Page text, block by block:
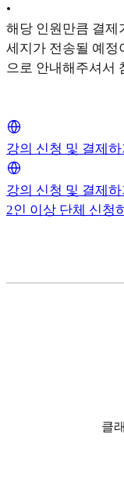
•
해당 인원만큼 결제
세지가 전송될 예정
으로 안내해주셔서
강의 신청 및 결제하
강의 신청 및 결제하
2인 이상 단체 신청
클